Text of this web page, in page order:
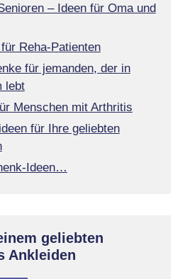
– Ideen für Oma und
Reha-Patienten
für jemanden, der in
lebt
Menschen mit Arthritis
für Ihre geliebten
Ideen…
geliebten
Ankleiden